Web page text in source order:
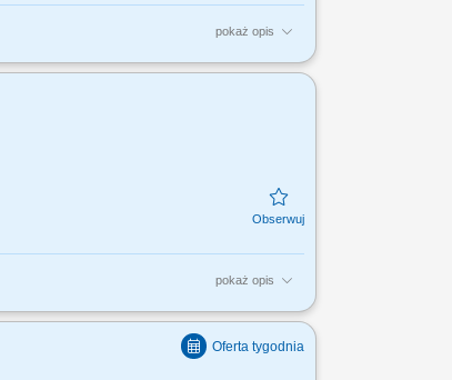
pokaż opis
obsługa Klientów T-Mobile;
pokaż opis
obsługa Klientów T- Mobile;